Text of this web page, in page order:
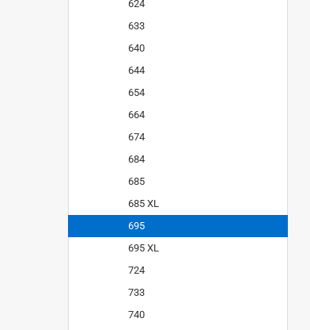
624
633
640
644
654
664
674
684
685
685 XL
695
695 XL
724
733
740